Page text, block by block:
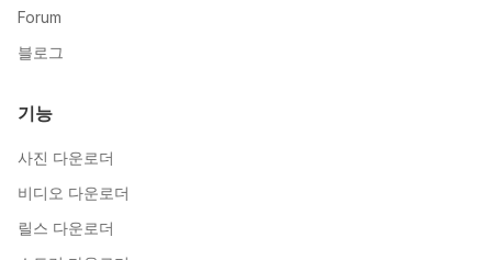
Forum
블로그
기능
사진 다운로더
비디오 다운로더
릴스 다운로더